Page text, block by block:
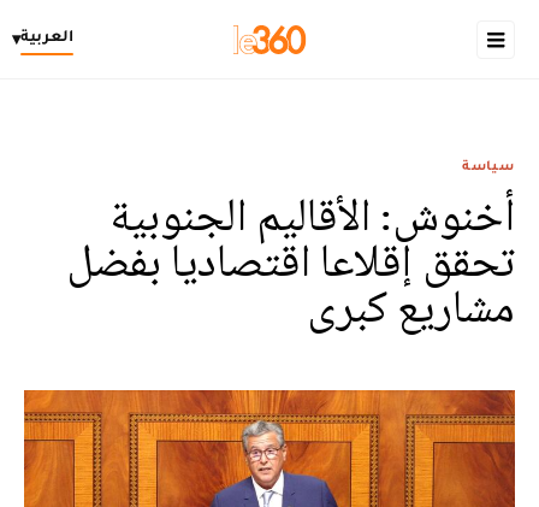
العربية▾
سياسة
أخنوش: الأقاليم الجنوبية
تحقق إقلاعا اقتصاديا بفضل
مشاريع كبرى